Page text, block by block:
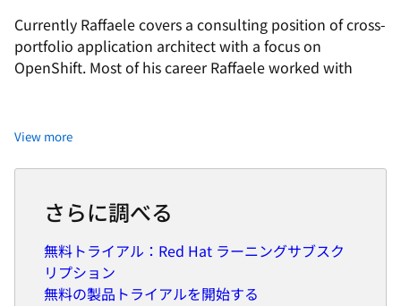
Currently Raffaele covers a consulting position of cross-
portfolio application architect with a focus on
OpenShift. Most of his career Raffaele worked with
compliance requirements of large enterprise
contributed to the Cloud Native Disaster Recovery
Recently Raffaele has been focusing on how to improve
the developer experience by implementing internal
View more
さらに調べる
無料トライアル：Red Hat ラーニングサブスク
リプション
無料の製品トライアルを開始する